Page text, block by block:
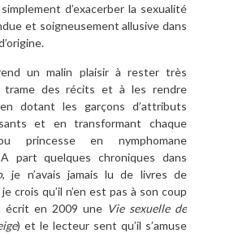
d’exacerber la sexualité
et soigneusement allusive dans
un malin plaisir à rester très
trame des récits et à les rendre
dotant les garçons d’attributs
et en transformant chaque
princesse en nymphomane
part quelques chroniques dans
, je n’avais jamais lu de livres de
crois qu’il n’en est pas à son coup
écrit en 2009 une Vie sexuelle de
) et le lecteur sent qu’il s’amuse